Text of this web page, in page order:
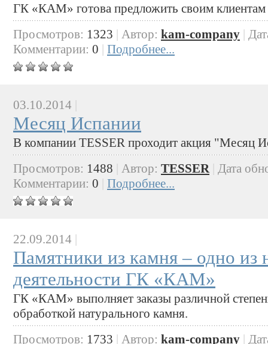
ГК «КАМ» готова предложить своим
Просмотров: 1323 | Автор: kam-company |
Комментарии: 0 | Подробнее...
03.10.2014
Месяц Испании
В компании TESSER проходит акция "Месяц
Просмотров: 1488 Автор: TESSER
Дата
Комментарии: 0 Подробнее...
22.09.2014 |
Памятники из камня – одно из
деятельности ГК «КАМ»
ГК «КАМ» выполняет заказы различной
обработкой натурального камня.
Просмотров: 1733 | Автор: kam-company |